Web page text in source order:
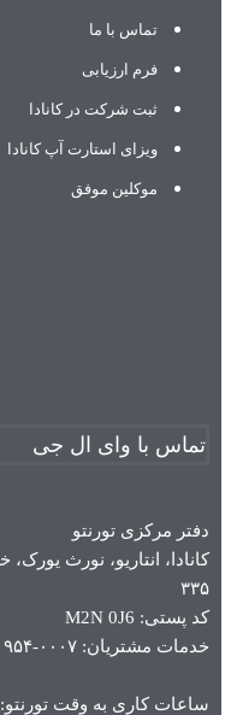
تماس با ما
فرم ارزیابی
ثبت شرکت در کانادا
ویزای استارت آپ کانادا
موکلین موفق
تماس با وای ال جی
دفتر مرکزی تورنتو
۳۳۵
کد پستی: M2N 0J6
خدمات مشتریان: ۰۰۰۷-۹۵۴ (۸۷۷) ۱+
ساعات کاری به وقت تورنتو: